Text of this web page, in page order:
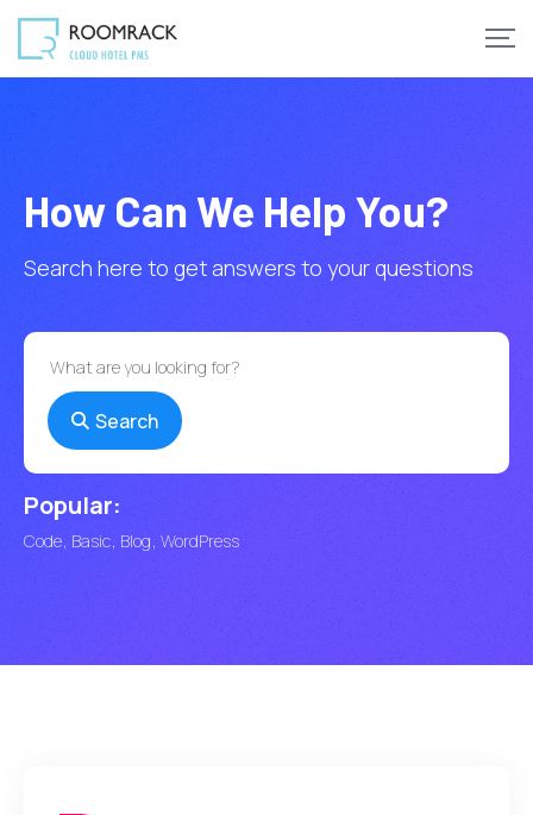
How Can We Help You?
Search here to get answers to your questions
Search
Popular:
Code Basic Blog WordPress